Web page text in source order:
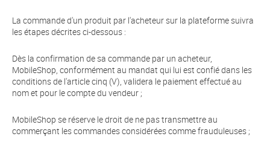
La commande d'un produit par l'acheteur sur la plateforme suivra
les étapes décrites ci-dessous :
Dès la confirmation de sa commande par un acheteur,
MobileShop, conformément au mandat qui lui est confié dans les
conditions de l'article cinq (V), validera le paiement effectué au
nom et pour le compte du vendeur ;
MobileShop se réserve le droit de ne pas transmettre au
commerçant les commandes considérées comme frauduleuses ;